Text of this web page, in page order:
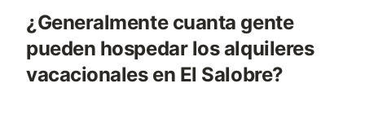
¿Generalmente cuanta gente
pueden hospedar los alquileres
vacacionales en El Salobre?